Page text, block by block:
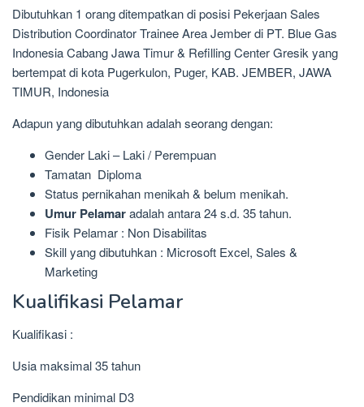
Dibutuhkan 1 orang ditempatkan di posisi Pekerjaan Sales
Distribution Coordinator Trainee Area Jember di PT. Blue Gas
Indonesia Cabang Jawa Timur & Refilling Center Gresik yang
bertempat di kota Pugerkulon, Puger, KAB. JEMBER, JAWA
TIMUR, Indonesia
Adapun yang dibutuhkan adalah seorang dengan:
Gender Laki – Laki / Perempuan
Tamatan Diploma
Status pernikahan menikah & belum menikah.
Umur Pelamaradalah antara 24 s.d. 35 tahun.
Fisik Pelamar : Non Disabilitas
Skill yang dibutuhkan : Microsoft Excel, Sales &
Marketing
Kualifikasi Pelamar
Kualifikasi :
Usia maksimal 35 tahun
Pendidikan minimal D3